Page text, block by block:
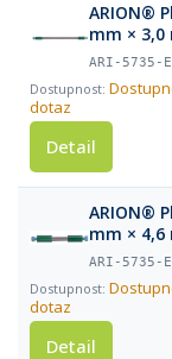
ARION®
mm × 3,0
ARI-5735-
dotaz
Detail
ARION®
mm × 4,6
ARI-5735-
dotaz
Detail